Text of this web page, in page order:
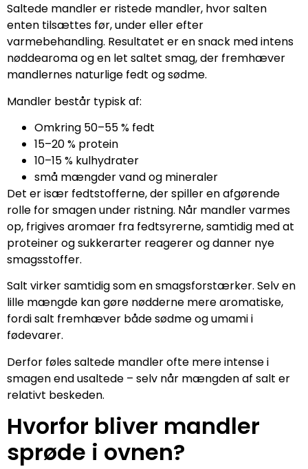
Saltede mandler er ristede mandler, hvor salten
enten tilsættes før, under eller efter
varmebehandling. Resultatet er en snack med intens
nøddearoma og en let saltet smag, der fremhæver
mandlernes naturlige fedt og sødme.
Mandler består typisk af:
Omkring 50–55 % fedt
15–20 % protein
10–15 % kulhydrater
små mængder vand og mineraler
Det er især fedtstofferne, der spiller en afgørende
rolle for smagen under ristning. Når mandler varmes
op, frigives aromaer fra fedtsyrerne, samtidig med at
proteiner og sukkerarter reagerer og danner nye
smagsstoffer.
Salt virker samtidig som en smagsforstærker. Selv en
lille mængde kan gøre nødderne mere aromatiske,
fordi salt fremhæver både sødme og umami i
fødevarer.
Derfor føles saltede mandler ofte mere intense i
smagen end usaltede – selv når mængden af salt er
relativt beskeden.
Hvorfor bliver mandler
sprøde i ovnen?